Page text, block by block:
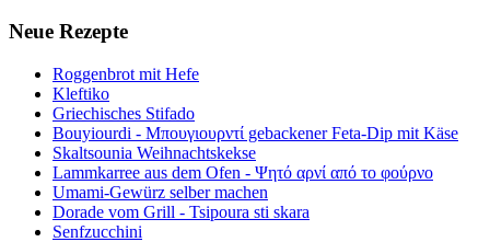
Neue Rezepte
Roggenbrot mit Hefe
Kleftiko
Griechisches Stifado
Bouyiourdi - Μπουγιουρντί gebackener Feta-Dip mit Käse
Skaltsounia Weihnachtskekse
Lammkarree aus dem Ofen - Ψητό αρνί από το φούρνο
Umami-Gewürz selber machen
Dorade vom Grill - Tsipoura sti skara
Senfzucchini